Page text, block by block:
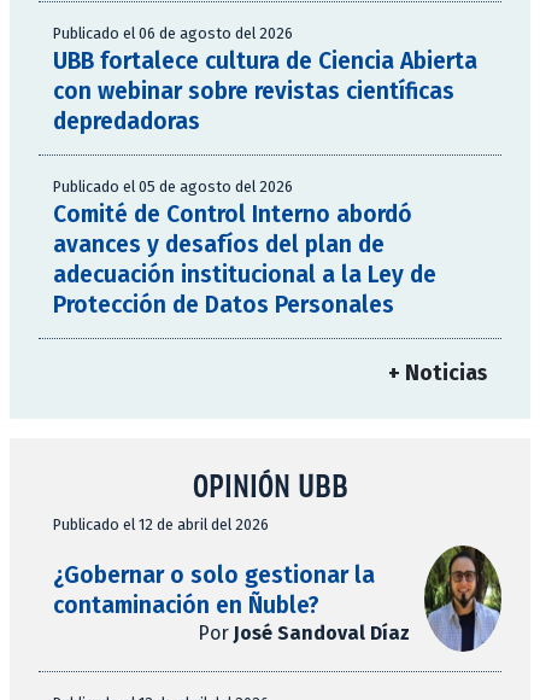
Publicado el 06 de agosto del 2026
UBB fortalece cultura de Ciencia Abierta
con webinar sobre revistas científicas
depredadoras
Publicado el 05 de agosto del 2026
Comité de Control Interno abordó
avances y desafíos del plan de
adecuación institucional a la Ley de
Protección de Datos Personales
+ Noticias
OPINIÓN UBB
Publicado el 12 de abril del 2026
¿Gobernar o solo gestionar la
contaminación en Ñuble?
Por José Sandoval Díaz